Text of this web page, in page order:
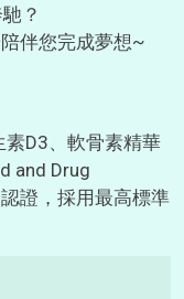
？
伴您完成夢想~
D3、軟骨素精華
and Drug
證，採用最高標準